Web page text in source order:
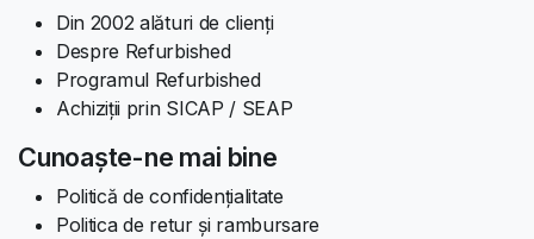
Din 2002 alături de clienți
Despre Refurbished
Programul Refurbished
Achiziții prin SICAP / SEAP
Cunoaște-ne mai bine
Politică de confidențialitate
Politica de retur și rambursare